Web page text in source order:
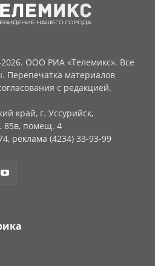
ООО РИА «Телемикс». Все
материалов
с редакцией.
край, г. Уссурийск,
85в, помещ. 4
реклама (4234) 33-93-99